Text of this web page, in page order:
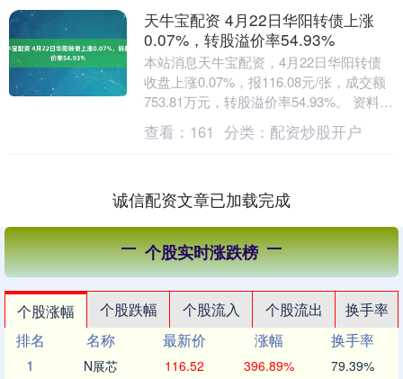
天牛宝配资 4月22日华阳转债上涨
0.07%，转股溢价率54.93%
本站消息天牛宝配资，4月22日华阳转债
收盘上涨0.07%，报116.08元/张，成交额
753.81万元，转股溢价率54.93%。 资料显
示，华阳转债信用级别为“....
查看： 161 分类： 配资炒股开户
诚信配资文章已加载完成
个股实时涨跌榜
个股涨幅 个股跌幅 个股流入 个股流出
换手率
排名
名称 最新价 涨幅
换手率
1
N展芯 116.52 396.89% 79.39%